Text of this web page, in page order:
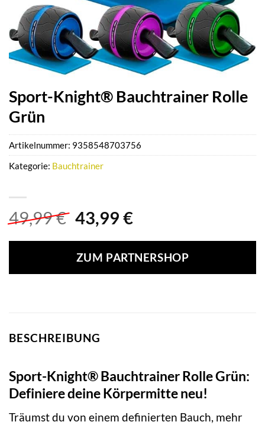
Sport-Knight® Bauchtrainer Rolle
Grün
49,99€ Ursprünglicher
war:
49,99 €
43,99 €Aktueller
ist:
43,99 €.
ZUM PARTNERSHOP
Artikelnummer: 9358548703756
Kategorie: Bauchtrainer
BESCHREIBUNG
Sport-Knight® Bauchtrainer Rolle Grün:
Definiere deine Körpermitte neu!
Träumst du von einem definierten Bauch, mehr